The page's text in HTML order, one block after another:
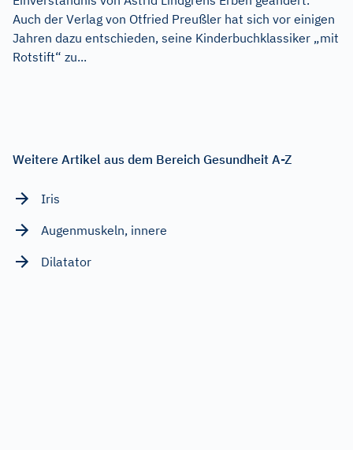
Auch der Verlag von Otfried Preußler hat sich vor einigen
Jahren dazu entschieden, seine Kinderbuchklassiker „mit
Rotstift“ zu...
Weitere Artikel aus dem Bereich Gesundheit A-Z
Iris
Augenmuskeln, innere
Dilatator